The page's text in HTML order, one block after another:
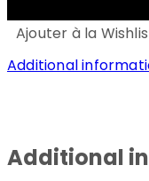
Ajouter à la
Additional
Additional